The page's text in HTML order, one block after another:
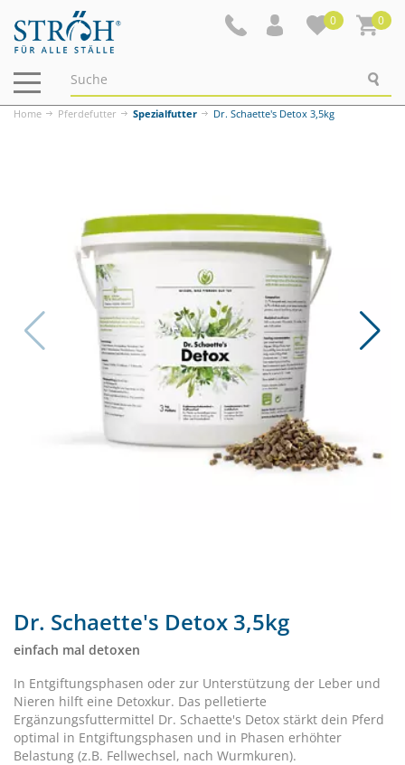
0 0
Navigation
ein-/ausblenden
Home Pferdefutter Spezialfutter Dr. Schaette's Detox 3,5kg
Dr. Schaette's Detox 3,5kg
einfach mal detoxen
In Entgiftungsphasen oder zur Unterstützung der Leber und
Nieren hilft eine Detoxkur. Das pelletierte
Ergänzungsfuttermittel Dr. Schaette's Detox stärkt dein Pferd
optimal in Entgiftungsphasen und in Phasen erhöhter
Belastung (z.B. Fellwechsel, nach Wurmkuren).